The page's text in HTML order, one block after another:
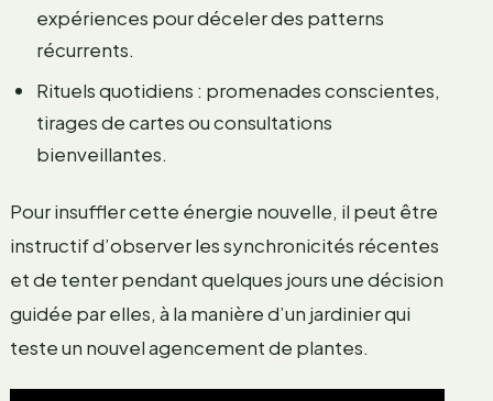
expériences pour déceler des patterns
récurrents.
Rituels quotidiens : promenades conscientes,
tirages de cartes ou consultations
bienveillantes.
Pour insuffler cette énergie nouvelle, il peut être
instructif d’observer les synchronicités récentes
et de tenter pendant quelques jours une décision
guidée par elles, à la manière d’un jardinier qui
teste un nouvel agencement de plantes.